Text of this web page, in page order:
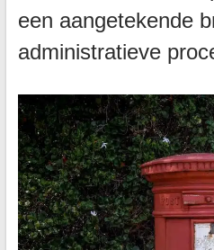
een aangetekende
administratieve